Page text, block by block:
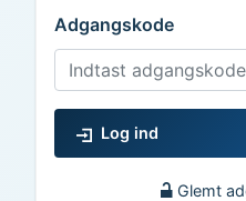
Adgangskode
Log ind
Glemt